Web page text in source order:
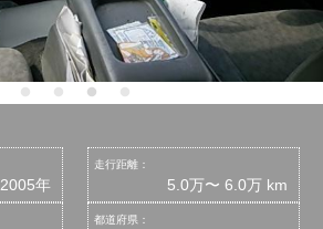
2005年
走行距離：
5.0万〜 6.0万 km
都道府県：